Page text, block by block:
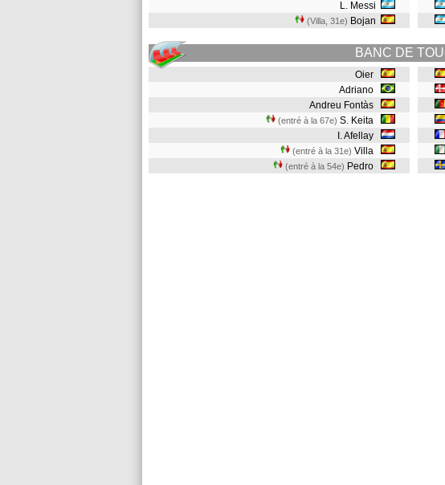
L. Messi
(Villa, 31e) Bojan
BANC DE
Oier
Adriano
Andreu Fontàs
(entré à la 67e) S. Keita
I. Afellay
(entré à la 31e) Villa
(entré à la 54e) Pedro